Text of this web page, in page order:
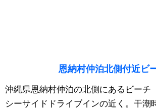
恩納村仲泊北側付近ビ
沖縄県恩納村仲泊の北側にあるビーチ
シーサイドドライブインの近く。干潮